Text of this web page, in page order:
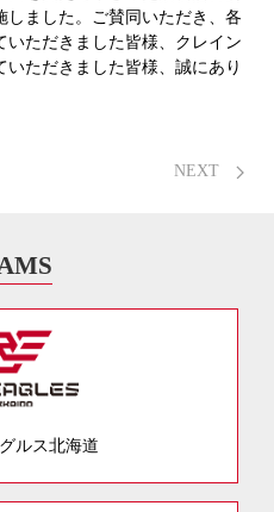
ました。ご賛同いただき、各
ただきました皆様、クレイン
ただきました皆様、誠にあり
NEXT
ルス北海道